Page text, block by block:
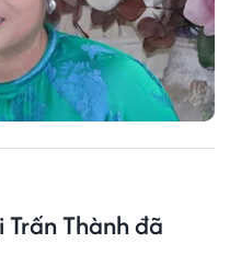
Thành đã